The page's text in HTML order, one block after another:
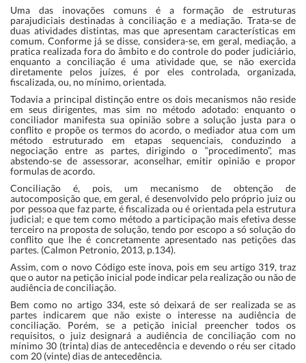
Uma das inovações comuns é a formação de estruturas
parajudiciais destinadas à conciliação e a mediação. Trata-se de
duas atividades distintas, mas que apresentam características em
comum. Conforme já se disse, considera-se, em geral, mediação, a
pratica realizada fora do âmbito e do controle do poder judiciário,
enquanto a conciliação é uma atividade que, se não exercida
diretamente pelos juízes, é por eles controlada, organizada,
fiscalizada, ou, no mínimo, orientada.
Todavia a principal distinção entre os dois mecanismos não reside
em seus dirigentes, mas sim no método adotado: enquanto o
conciliador manifesta sua opinião sobre a solução justa para o
conflito e propõe os termos do acordo, o mediador atua com um
método estruturado em etapas sequenciais, conduzindo a
negociação entre as partes, dirigindo o “procedimento”, mas
abstendo-se de assessorar, aconselhar, emitir opinião e propor
formulas de acordo.
Conciliação é, pois, um mecanismo de obtenção de
autocomposição que, em geral, é desenvolvido pelo próprio juiz ou
por pessoa que faz parte, é fiscalizada ou é orientada pela estrutura
judicial; e que tem como método a participação mais efetiva desse
terceiro na proposta de solução, tendo por escopo a só solução do
conflito que lhe é concretamente apresentado nas petições das
partes. (Calmon Petronio, 2013, p.134).
Assim, com o novo Código este inova, pois em seu artigo 319, traz
que o autor na petição inicial pode indicar pela realização ou não de
audiência de conciliação.
Bem como no artigo 334, este só deixará de ser realizada se as
partes indicarem que não existe o interesse na audiência de
conciliação. Porém, se a petição inicial preencher todos os
requisitos, o juiz designará a audiência de conciliação com no
mínimo 30 (trinta) dias de antecedência e devendo o réu ser citado
com 20 (vinte) dias de antecedência.